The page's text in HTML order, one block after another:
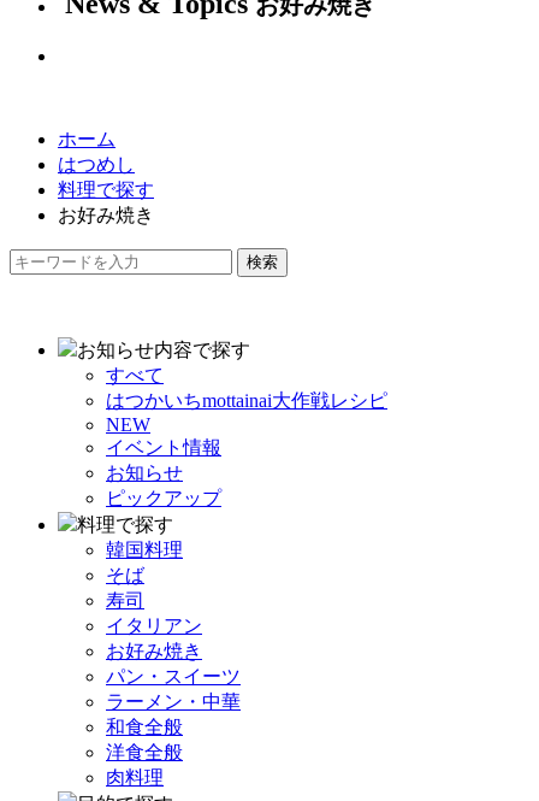
ホーム
はつめし
料理で探す
お好み焼き
検索
お知らせ内容で探す
すべて
はつかいちmottainai大作戦レシピ
NEW
イベント情報
お知らせ
ピックアップ
料理で探す
韓国料理
そば
寿司
イタリアン
お好み焼き
パン・スイーツ
ラーメン・中華
和食全般
洋食全般
肉料理